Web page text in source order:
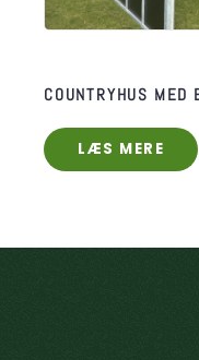
COUNTRYHUS MED
LÆS MERE